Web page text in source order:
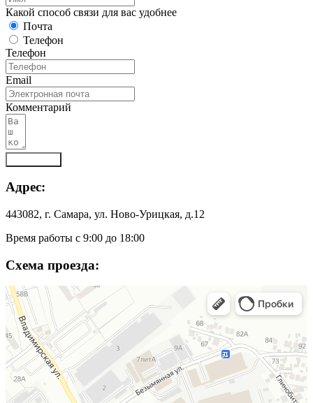
Какой способ связи для вас удобнее
Почта
Телефон
Телефон
Email
Комментарий
Адрес:
443082, г. Самара, ул. Ново-Урицкая, д.12
Время работы с 9:00 до 18:00
Схема проезда: